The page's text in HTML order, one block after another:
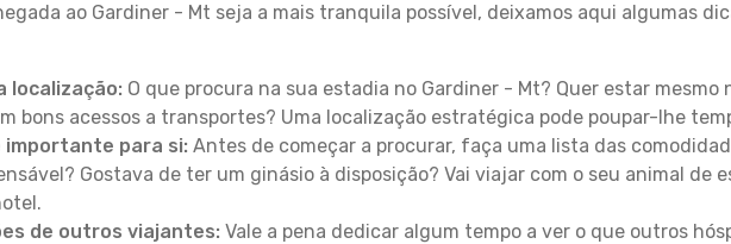
ao Gardiner - Mt seja a mais tranquila possível, deixamos aqui algumas
localização: O que procura na sua estadia no Gardiner - Mt? Quer estar
bons acessos a transportes? Uma localização estratégica pode poupar-lhe
importante para si: Antes de começar a procurar, faça uma lista das
Gostava de ter um ginásio à disposição? Vai viajar com o seu animal de
de outros viajantes: Vale a pena dedicar algum tempo a ver o que outros